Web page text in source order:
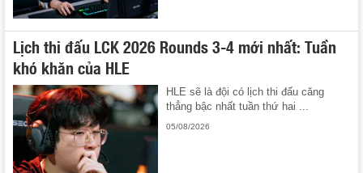
Lịch thi đấu LCK 2026 Rounds 3-4 mới nhất: Tuần
khó khăn của HLE
HLE sẽ là đội có lịch thi đấu căng
thẳng bậc nhất tuần thứ hai ...
05/08/2026